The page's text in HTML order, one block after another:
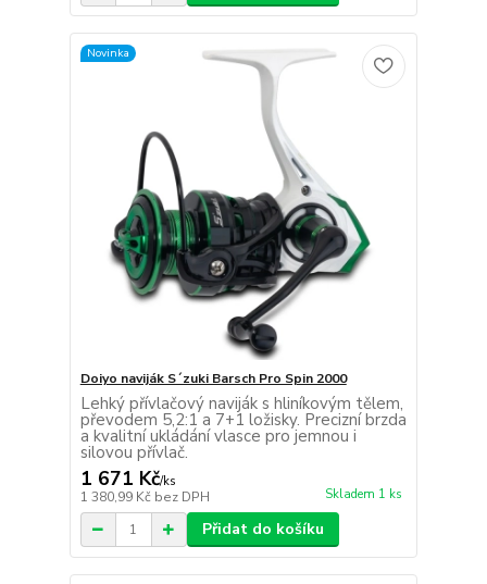
Novinka
Doiyo naviják S´zuki Barsch Pro Spin 2000
Lehký přívlačový naviják s hliníkovým tělem,
převodem 5,2:1 a 7+1 ložisky. Precizní brzda
a kvalitní ukládání vlasce pro jemnou i
silovou přívlač.
1 671 Kč/ks
1 380,99 Kč bez DPH Skladem 1 ks
Přidat do košíku